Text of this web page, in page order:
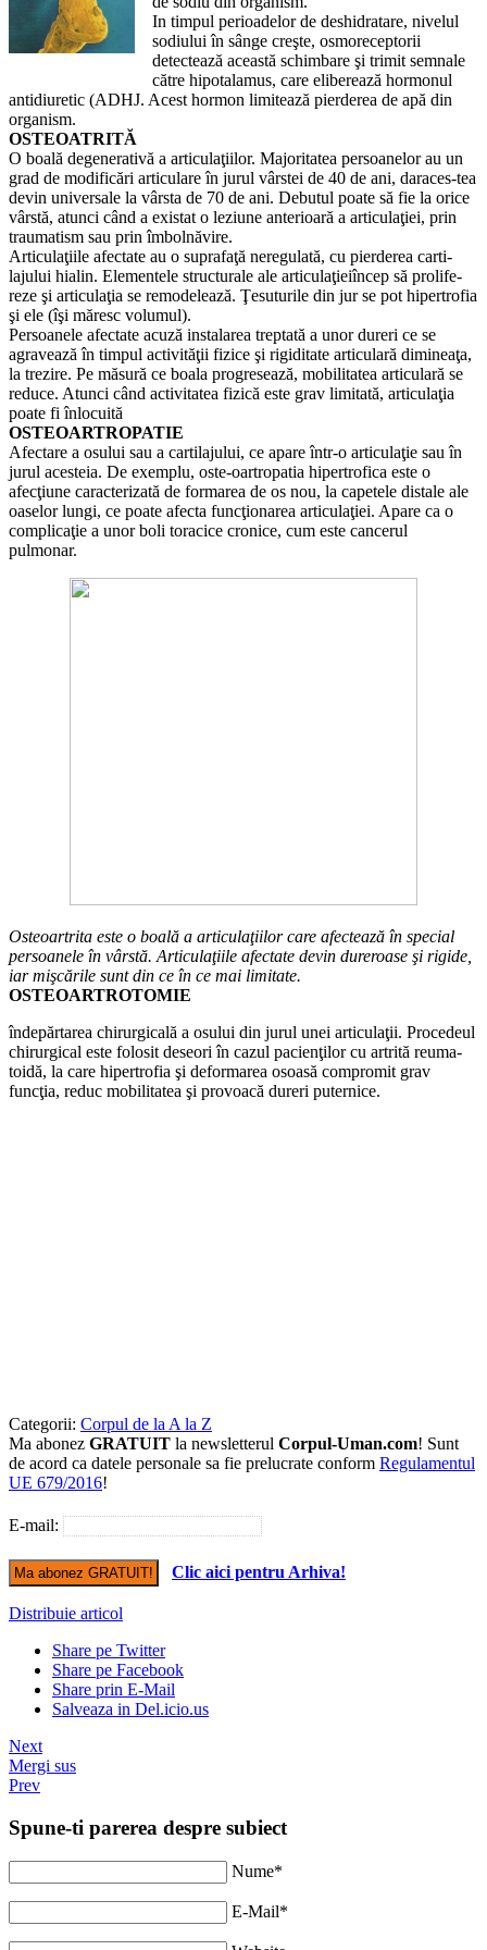
In timpul perioadelor de deshidratare, nivelul
sodiului în sânge creşte, osmoreceptorii
detectează această schimbare şi trimit sem­nale
către hipotalamus, care elibe­rează hormonul
antidiuretic (ADHJ. Acest hormon limitează pierderea de apă din
organism.
OSTEOATRITĂ
O boală degenerativă a articula­ţiilor. Majoritatea persoanelor au un
grad de modificări articulare în jurul vârstei de 40 de ani, daraces-tea
devin universale la vârsta de 70 de ani. Debutul poate să fie la orice
vârstă, atunci când a existat o lezi­une anterioară a articulaţiei, prin
traumatism sau prin îmbolnăvire.
Articulaţiile afectate au o supra­faţă neregulată, cu pierderea carti­
lajului hialin. Elementele structu­rale ale articulaţieiîncep să prolife­
reze şi articulaţia se remodelează. Ţesuturile din jur se pot hipertrofia
şi ele (îşi măresc volumul).
Persoanele afectate acuză instalarea treptată a unor dureri ce se
agravează în timpul activi­tăţii fizice şi rigiditate articulară dimineaţa,
la trezire. Pe măsură ce boala progresează, mobilitatea articulară se
reduce. Atunci când activitatea fizică este grav limitată, articulaţia
poate fi înlocuită
OSTEOARTROPATIE
Afectare a osului sau a cartilaju­lui, ce apare într-o articulaţie sau în
jurul acesteia. De exemplu, oste-oartropatia hipertrofica este o
afecţiune caracterizată de formarea de os nou, la capetele distale ale
oase­lor lungi, ce poate afecta funcţiona­rea articulaţiei. Apare ca o
compli­caţie a unor boli toracice cronice, cum este cancerul
pulmonar.
Osteoartrita este o boală a articulaţiilor care afectează în special
persoanele în vârstă. Articulaţiile afectate devin dureroase şi rigide,
iar mişcările sunt din ce în ce mai limitate.
OSTEOARTROTOMIE
îndepărtarea chirurgicală a osului din jurul unei articulaţii. Procedeul
chirurgical este folosit deseori în cazul pacienţilor cu artrită reuma-
toidă, la care hipertrofia şi defor­marea osoasă compromit grav
funcţia, reduc mobilitatea şi pro­voacă dureri puternice.
Categorii: Corpul de la A la Z
Ma abonez GRATUIT la newsletterul Corpul-Uman.com! Sunt
de acord ca datele personale sa fie prelucrate conform Regulamentul
UE 679/2016!
E-mail:
Clic aici pentru Arhiva!
Distribuie articol
Share pe Twitter
Share pe Facebook
Share prin E-Mail
Salveaza in Del.icio.us
Next
Mergi sus
Prev
Spune-ti parerea despre subiect
Nume*
E-Mail*